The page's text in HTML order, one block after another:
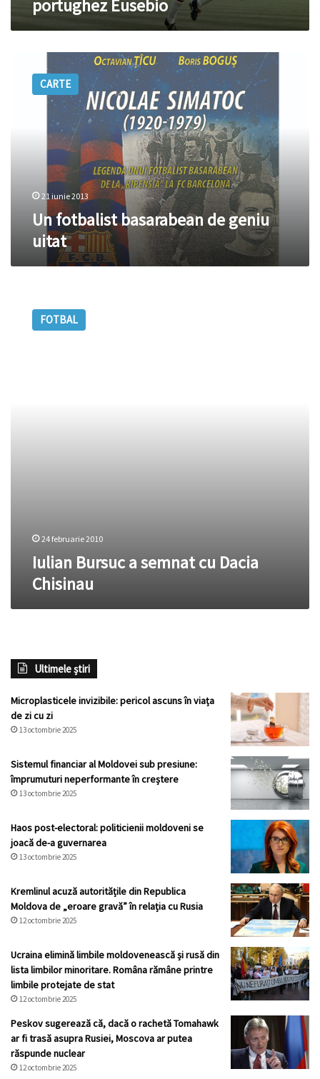
portughez Eusebio
fotbalist
basarabean
CARTE
21 iunie 2013
Un fotbalist basarabean de geniu
uitat
Bursuc
FOTBAL
24 februarie 2010
Iulian Bursuc a semnat cu Dacia
Chisinau
Ultimele știri
Microplasticele invizibile: pericol ascuns în viața
de zi cu zi
13 octombrie 2025
Sistemul financiar al Moldovei sub presiune:
împrumuturi neperformante în creștere
13 octombrie 2025
Haos post-electoral: politicienii moldoveni se
joacă de-a guvernarea
13 octombrie 2025
Kremlinul acuză autoritățile din Republica
Moldova de „eroare gravă” în relația cu Rusia
12 octombrie 2025
Ucraina elimină limbile moldovenească și rusă din
lista limbilor minoritare. Româna rămâne printre
limbile protejate de stat
12 octombrie 2025
Peskov sugerează că, dacă o rachetă Tomahawk
ar fi trasă asupra Rusiei, Moscova ar putea
răspunde nuclear
12 octombrie 2025